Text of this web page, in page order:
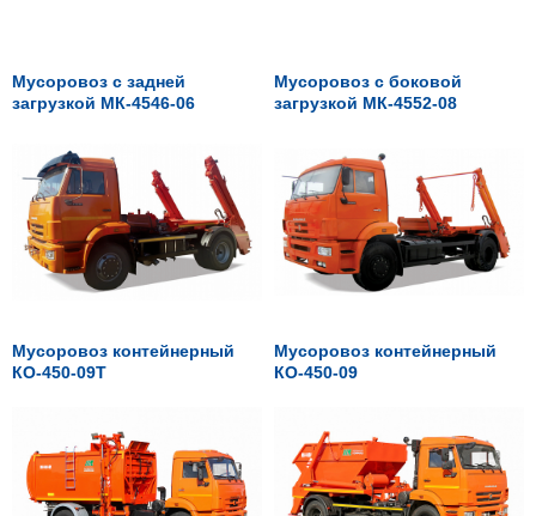
Мусоровоз с задней
загрузкой МК-4546-06
Мусоровоз с боковой
загрузкой МК-4552-08
Мусоровоз контейнерный
КО-450-09Т
Мусоровоз контейнерный
КО-450-09